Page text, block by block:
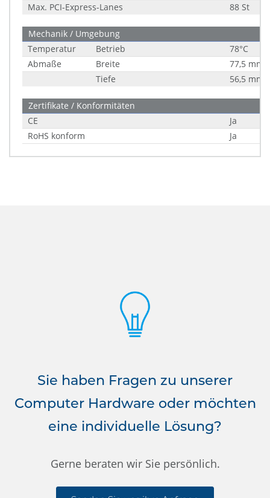
Max. PCI-Express-Lanes
88 St
Mechanik / Umgebung
Temperatur
Betrieb
78°C
Abmaße
Breite
77,5 mm
Tiefe
56,5 mm
Zertifikate / Konformitäten
CE
Ja
RoHS konform
Ja
Sie haben Fragen zu unserer
Computer Hardware oder möchten
eine individuelle Lösung?
Gerne beraten wir Sie persönlich.